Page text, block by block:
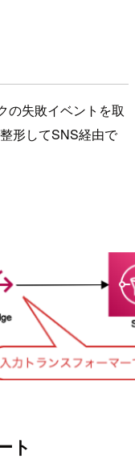
の失敗イベントを取
形してSNS経由で
ト